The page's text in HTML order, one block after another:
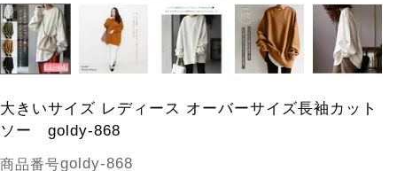
大きいサイズ レディース オーバーサイズ長袖カット
ソー goldy-868
商品番号goldy-868